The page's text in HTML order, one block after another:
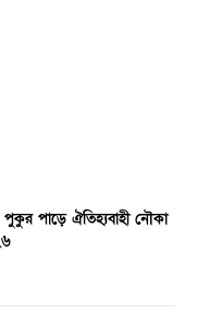
পাড়ে ঐতিহ্যবাহী নৌকা